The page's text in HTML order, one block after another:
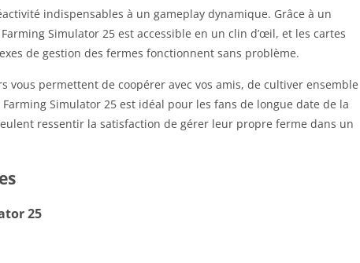
indispensables à un gameplay dynamique. Grâce à un
Simulator 25 est accessible en un clin d’œil, et les cartes
de gestion des fermes fonctionnent sans problème.
vous permettent de coopérer avec vos amis, de cultiver ensemble
Farming Simulator 25 est idéal pour les fans de longue date de la
ressentir la satisfaction de gérer leur propre ferme dans un
25